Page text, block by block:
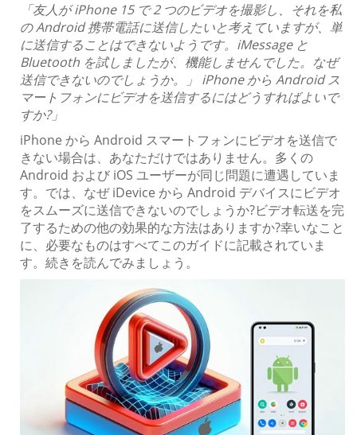
「友人が iPhone 15 で 2 つのビデオを撮影し、それを私
の Android 携帯電話に送信したいと考えていますが、単
に送信することはできないようです。iMessage と
Bluetooth を試しましたが、機能しませんでした。なぜ
送信できないのでしょうか。」 iPhone から Android ス
マートフォンにビデオを送信するにはどうすればよいで
すか?」
iPhone から Android スマートフォンにビデオを送信で
きない場合は、あなただけではありません。多くの
Android および iOS ユーザーが同じ問題に遭遇していま
す。では、なぜ iDevice から Android デバイスにビデオ
をスムーズに送信できないのでしょうか?ビデオ転送を完
了するための他の効果的な方法はありますか?幸いなこと
に、必要なものはすべてこのガイドに記載されていま
す。続きを読んでみましょう。